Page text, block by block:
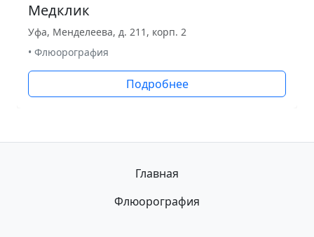
Медклик
Уфа, Менделеева, д. 211, корп. 2
• Флюорография
Подробнее
Главная
Флюорография